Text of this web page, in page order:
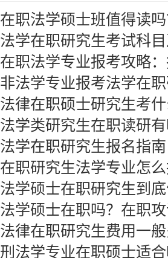
在职法学硕士班值得读
法学在职研究生考试科
在职法学专业报考攻略：
非法学专业报考法学在
法律在职硕士研究生考
法学类研究生在职读研
法学在职研究生报名指
在职研究生法学专业怎
法学硕士在职研究生到
法学硕士在职吗？在职
法律在职研究生费用一
刑法学专业在职硕士适合